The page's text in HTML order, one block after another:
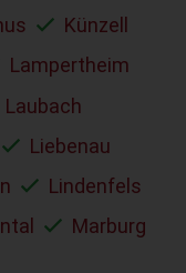
Künzell
Lampertheim
Laubach
Liebenau
Lindenfels
Marburg